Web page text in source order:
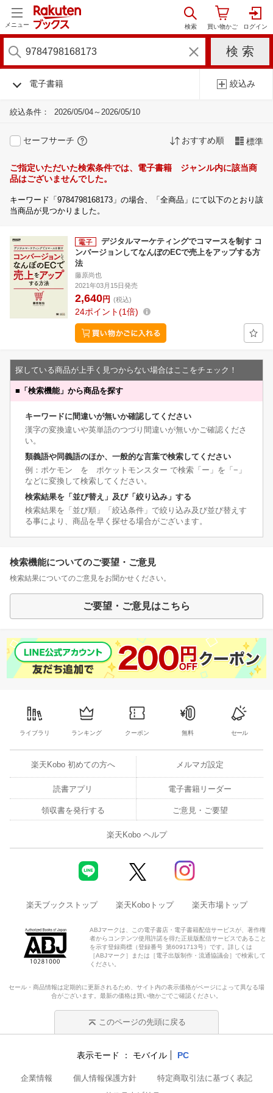
メニュー
電子書籍 絞込み
絞込条件： 2026/05/04～2026/05/10
セーフサーチ おすすめ順 標準
ご指定いただいた検索条件では、電子書籍 ジャンル内に該当商
品はございませんでした。
キーワード「9784798168173」の場合、「全商品」にて以下のとおり該
当商品が見つかりました。
デジタルマーケティングでコマースを制す コ
ンバージョンしてなんぼのECで売上をアップする方
法
藤原尚也
2021年03月15日発売
2,640円 (税込)
24ポイント 1倍
探している商品が上手く見つからない場合はここをチェック！
■ 「検索機能」から商品を探す
キーワードに間違いが無いか確認してください
漢字の変換違いや英単語のつづり間違いが無いかご確認くださ
い。
類義語や同義語のほか、一般的な言葉で検索してください
例：ポケモン を ポケットモンスター で検索「ー」を「−」
などに変換して検索してください。
検索結果を「並び替え」及び「絞り込み」する
検索結果を「並び順」「絞込条件」で絞り込み及び並び替えす
る事により、商品を早く探せる場合がございます。
検索機能についてのご要望・ご意見
検索結果についてのご意見をお聞かせください。
ご要望・ご意見はこちら
ライブラリ ランキング クーポン 無料 セール
楽天Kobo 初めての方へ メルマガ設定
読書アプリ 電子書籍リーダー
領収書を発行する ご意見・ご要望
楽天Kobo ヘルプ
楽天ブックストップ 楽天Koboトップ 楽天市場トップ
ABJマークは、この電子書店・電子書籍配信サービスが、著作権
者からコンテンツ使用許諾を得た正規版配信サービスであること
を示す登録商標（登録番号 第6091713号）です。詳しくは
［ABJマーク］または［電子出版制作・流通協議会］で検索して
ください。
セール・商品情報は定期的に更新されるため、サイト内の表示価格がページによって異なる場
合がございます。最新の価格は買い物かごでご確認ください。
このページの先頭に戻る
表示モード モバイル PC
企業情報 個人情報保護方針
特定商取引法に基づく表記